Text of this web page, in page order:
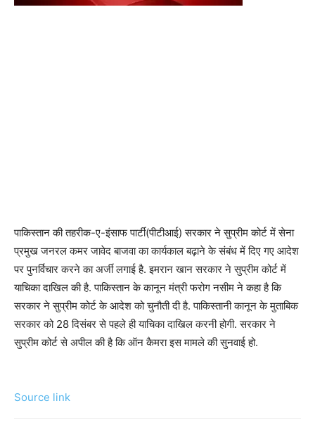
पाकिस्तान की तहरीक-ए-इंसाफ पार्टी(पीटीआई) सरकार ने सुप्रीम कोर्ट में सेना
प्रमुख जनरल कमर जावेद बाजवा का कार्यकाल बढ़ाने के संबंध में दिए गए आदेश
पर पुनर्विचार करने का अर्जी लगाई है. इमरान खान सरकार ने सुप्रीम कोर्ट में
याचिका दाखिल की है. पाकिस्तान के कानून मंत्री फरोग नसीम ने कहा है कि
सरकार ने सुप्रीम कोर्ट के आदेश को चुनौती दी है. पाकिस्तानी कानून के मुताबिक
सरकार को 28 दिसंबर से पहले ही याचिका दाखिल करनी होगी. सरकार ने
सुप्रीम कोर्ट से अपील की है कि ऑन कैमरा इस मामले की सुनवाई हो.
Source link